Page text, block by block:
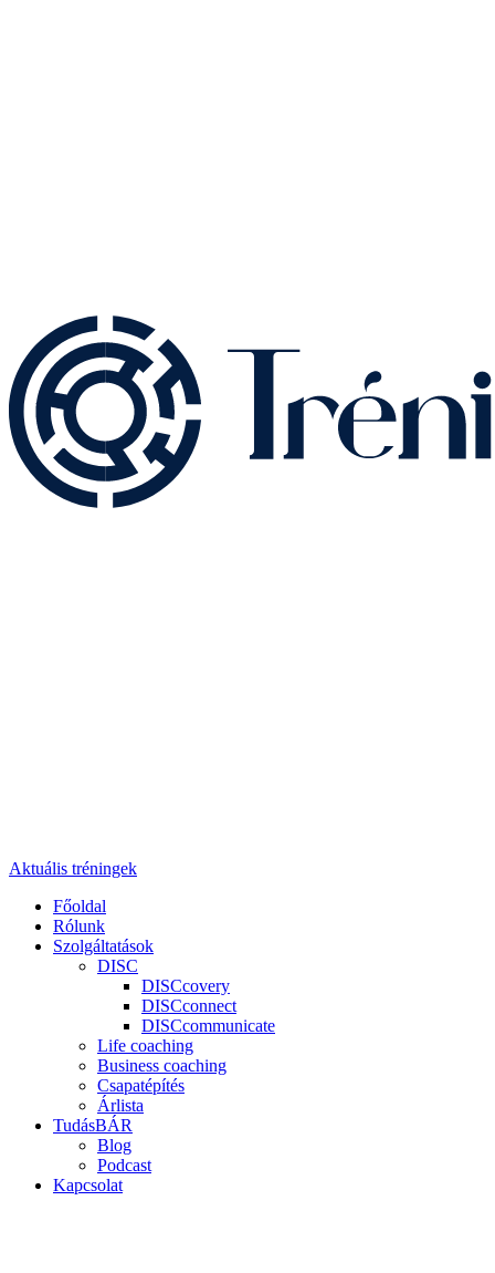
Aktuális tréningek
Főoldal
Rólunk
Szolgáltatások
DISC
DISCcovery
DISCconnect
DISCcommunicate
Life coaching
Business coaching
Csapatépítés
Árlista
TudásBÁR
Blog
Podcast
Kapcsolat